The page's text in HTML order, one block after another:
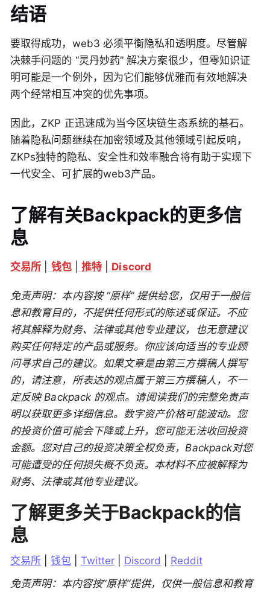
结语
要取得成功，web3 必须平衡隐私和透明度。尽管解
决棘手问题的 “灵丹妙药” 解决方案很少，但零知识证
明可能是一个例外，因为它们能够优雅而有效地解决
两个经常相互冲突的优先事项。
因此，ZKP 正迅速成为当今区块链生态系统的基石。
随着隐私问题继续在加密领域及其他领域引起反响，
ZKPs独特的隐私、安全性和效率融合将有助于实现下
一代安全、可扩展的web3产品。
了解有关Backpack的更多信
息
交易所 钱包| 推特 Discord
免责声明：本内容按 “原样” 提供给您，仅用于一般信
息和教育目的，不提供任何形式的陈述或保证。不应
将其解释为财务、法律或其他专业建议，也无意建议
购买任何特定的产品或服务。你应该向适当的专业顾
问寻求自己的建议。如果文章是由第三方撰稿人撰写
的，请注意，所表达的观点属于第三方撰稿人，不一
定反映 Backpack 的观点。请阅读我们的完整免责声
明以获取更多详细信息。数字资产价格可能波动。您
的投资价值可能会下降或上升，您可能无法收回投资
金额。您对自己的投资决策全权负责，Backpack对您
可能遭受的任何损失概不负责。本材料不应被解释为
财务、法律或其他专业建议。
了解更多关于Backpack的信
息
交易所 钱包 Twitter Discord
Reddit
免责声明：本内容按“原样”提供，仅供一般信息和教育